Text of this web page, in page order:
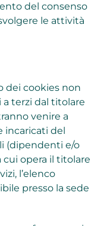
del consenso
le attività
dei cookies non
terzi dal titolare
venire a
incaricati del
(dipendenti e/o
opera il titolare
l’elenco
presso la sede